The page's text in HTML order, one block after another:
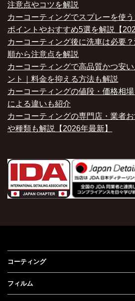
注意点やコツを解説
カーコーティングでスプレーを使
ポイントやおすすめ5選を解説【
カーコーティング後に洗車は必要
順から注意点を解説
カーコーティングで高品質かつ安
ント｜料金を抑える方法も解説
カーコーティングの値段・価格相
による違いも紹介
カーコーティングの専門店・業者
や種類も解説【2026年最新】
コーティング
フィルム